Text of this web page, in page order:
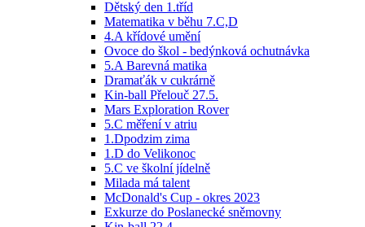
Dětský den 1.tříd
Matematika v běhu 7.C,D
4.A křídové umění
Ovoce do škol - bedýnková ochutnávka
5.A Barevná matika
Dramaťák v cukrárně
Kin-ball Přelouč 27.5.
Mars Exploration Rover
5.C měření v atriu
1.Dpodzim zima
1.D do Velikonoc
5.C ve školní jídelně
Milada má talent
McDonald's Cup - okres 2023
Exkurze do Poslanecké sněmovny